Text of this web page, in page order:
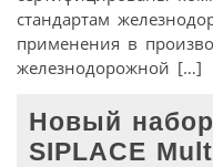
стандартам
применения в
железнодорожной […]
Новый набор
SIPLACE